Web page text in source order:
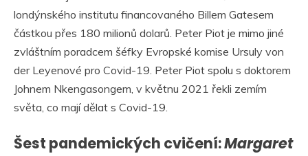
londýnského institutu financovaného Billem Gatesem
částkou přes 180 milionů dolarů. Peter Piot je mimo jiné
zvláštním poradcem šéfky Evropské komise Ursuly von
der Leyenové pro Covid-19. Peter Piot spolu s doktorem
Johnem Nkengasongem, v květnu 2021 řekli zemím
světa, co mají dělat s Covid-19.
Šest pandemických cvičení:Margaret